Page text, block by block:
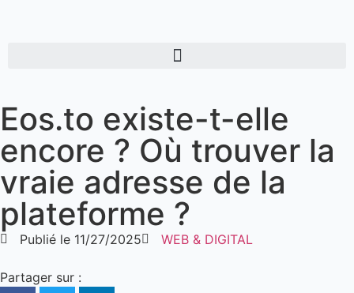
Eos.to existe-t-elle
encore ? Où trouver la
vraie adresse de la
plateforme ?
Publié le 11/27/2025 WEB & DIGITAL
Partager sur :